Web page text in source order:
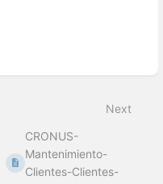
Next
CRONUS-
Mantenimiento-
Clientes-Clientes-